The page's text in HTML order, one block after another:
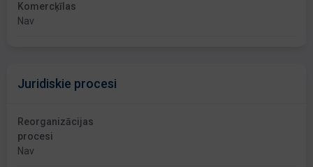
Komercķīlas
Nav
Juridiskie procesi
Reorganizācijas
procesi
Nav